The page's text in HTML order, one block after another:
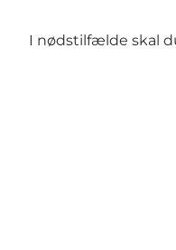
I nødstilfælde skal